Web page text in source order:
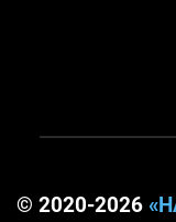
© 2020-2026